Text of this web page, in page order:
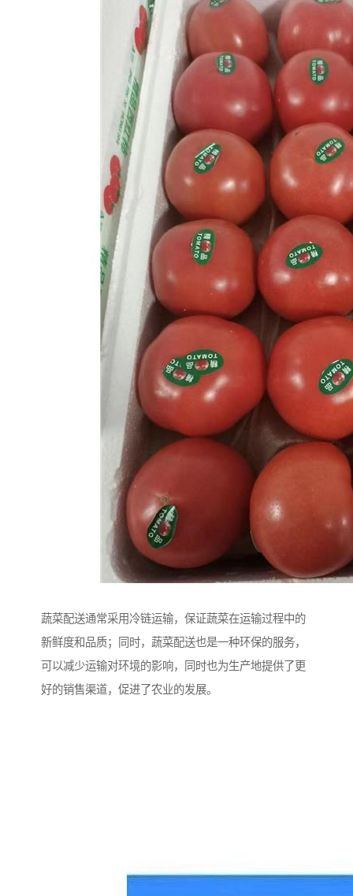
蔬菜配送通常采用冷链运输，保证蔬菜在运输过程中的
新鲜度和品质；同时，蔬菜配送也是一种环保的服务，
可以减少运输对环境的影响，同时也为生产地提供了更
好的销售渠道，促进了农业的发展。